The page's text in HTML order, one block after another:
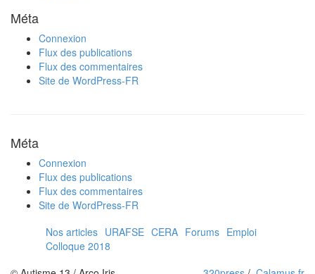
Méta
Connexion
Flux des publications
Flux des commentaires
Site de WordPress-FR
Méta
Connexion
Flux des publications
Flux des commentaires
Site de WordPress-FR
Nos articles URAFSE CERA Forums Emploi
Colloque 2018